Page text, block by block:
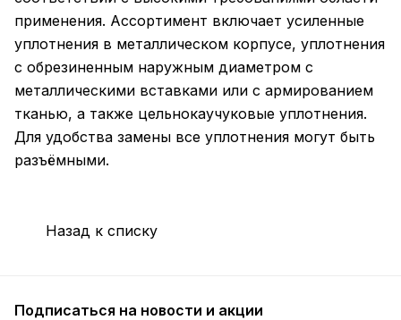
применения. Ассортимент включает усиленные
уплотнения в металлическом корпусе, уплотнения
с обрезиненным наружным диаметром с
металлическими вставками или с армированием
тканью, а также цельнокаучуковые уплотнения.
Для удобства замены все уплотнения могут быть
разъёмными.
Назад к списку
Подписаться на новости и акции